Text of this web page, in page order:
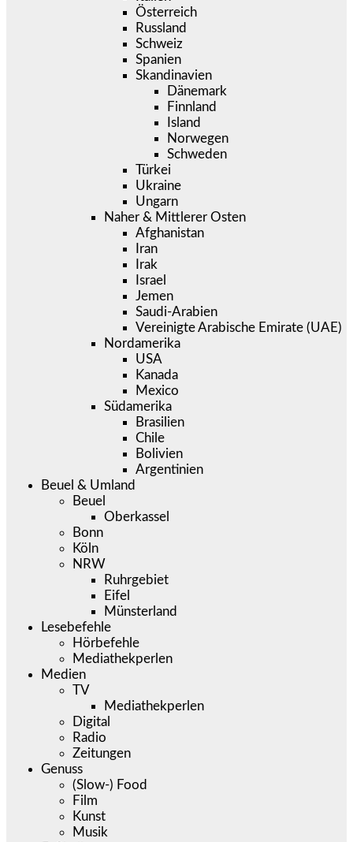
Österreich
Russland
Schweiz
Spanien
Skandinavien
Dänemark
Finnland
Island
Norwegen
Schweden
Türkei
Ukraine
Ungarn
Naher & Mittlerer Osten
Afghanistan
Iran
Irak
Israel
Jemen
Saudi-Arabien
Vereinigte Arabische Emirate (UAE)
Nordamerika
USA
Kanada
Mexico
Südamerika
Brasilien
Chile
Bolivien
Argentinien
Beuel & Umland
Beuel
Oberkassel
Bonn
Köln
NRW
Ruhrgebiet
Eifel
Münsterland
Lesebefehle
Hörbefehle
Mediathekperlen
Medien
TV
Mediathekperlen
Digital
Radio
Zeitungen
Genuss
(Slow-) Food
Film
Kunst
Musik